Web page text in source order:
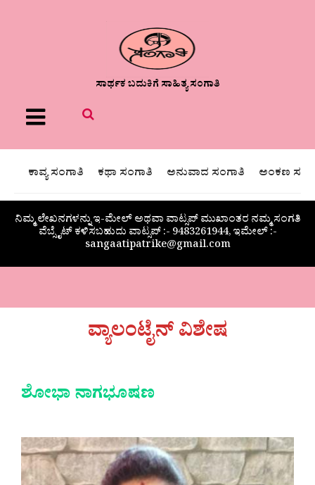
ಸಾರ್ಥಕ ಬದುಕಿಗೆ ಸಾಹಿತ್ಯ ಸಂಗಾತಿ
Menu
ಕಾವ್ಯ ಸಂಗಾತಿ ಕಥಾ ಸಂಗಾತಿ ಅನುವಾದ ಸಂಗಾತಿ ಅಂಕಣ
ನಿಮ್ಮ ಲೇಖನಗಳನ್ನು ಇ-ಮೇಲ್ ಅಥವಾ ವಾಟ್ಸಪ್ ಮುಖಾಂತರ ನಮ್ಮ ಸಂಗತಿ
ವೆಬ್ಸೈಟ್ ಕಳಿಸಬಹುದು ವಾಟ್ಸಪ್‌ :- 9483261944, ಇಮೇಲ್ :-
sangaatipatrike@gmail.com
ವ್ಯಾಲಂಟೈನ್ ವಿಶೇಷ
ಶೋಭಾ ನಾಗಭೂಷಣ